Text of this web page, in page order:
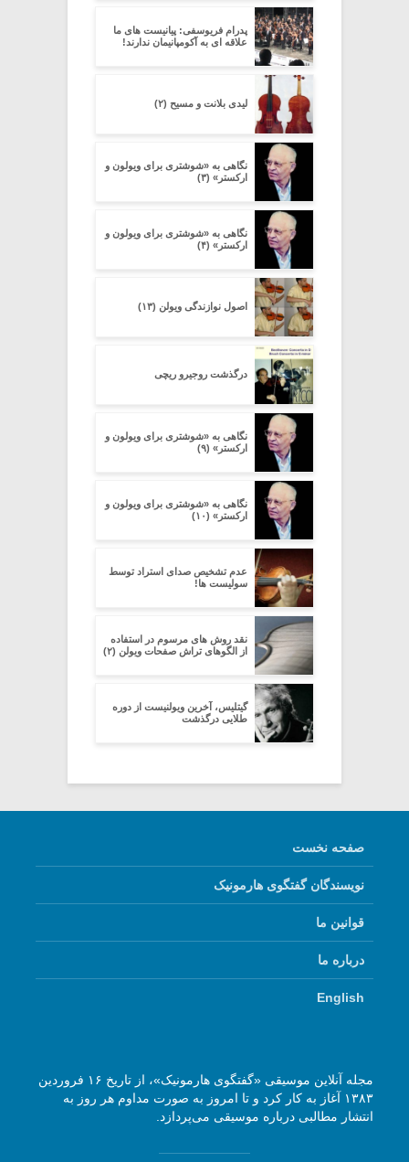
پدرام فریوسفی: پیانیست های ما
علاقه ای به آکومپانیمان ندارند!
لیدی بلانت و مسیح (۲)
نگاهی به «شوشتری برای ویولون و
ارکستر» (۳)
نگاهی به «شوشتری برای ویولون و
ارکستر» (۴)
اصول نوازندگی ویولن (۱۳)
درگذشت روجیرو ریچی
نگاهی به «شوشتری برای ویولون و
ارکستر» (۹)
نگاهی به «شوشتری برای ویولون و
ارکستر» (۱۰)
عدم تشخیص صدای استراد توسط
سولیست ها!
نقد روش های مرسوم در استفاده
از الگوهای تراش صفحات ویولن (۲)
گیتلیس، آخرین ویولنیست از دوره
طلایی درگذشت
صفحه نخست
نویسندگان گفتگوی هارمونیک
قوانین ما
درباره ما
English
مجله آنلاین موسیقی «گفتگوی هارمونیک»، از تاریخ ۱۶ فروردین
۱۳۸۳ آغاز به کار کرد و تا امروز به صورت مداوم هر روز به
انتشار مطالبی درباره موسیقی می‌پردازد.